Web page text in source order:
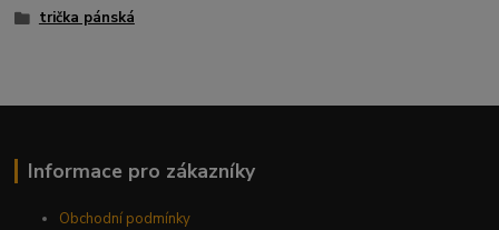
trička pánská
Informace pro zákazníky
Obchodní podmínky